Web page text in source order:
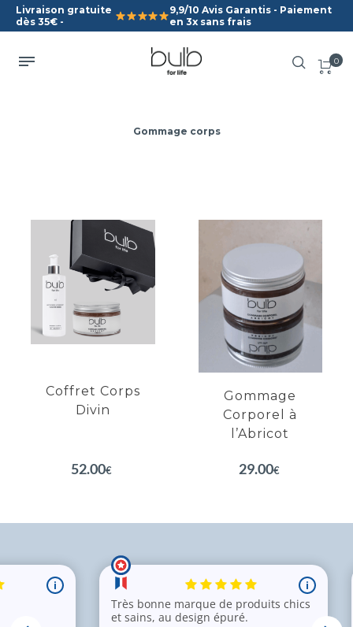
Livraison gratuite
dès 35€ -
9,9/10 Avis Garantis - Paiement
en 3x sans frais
0
Gommage corps
Coffret Corps
Divin
52.00€
Coffret Corps
Divin
Doux gommage Abricot
Peau satinée
Peau hydratée
Gommage
Corporel à
l’Abricot
29.00€
Gommage
Corporel à
l’Abricot